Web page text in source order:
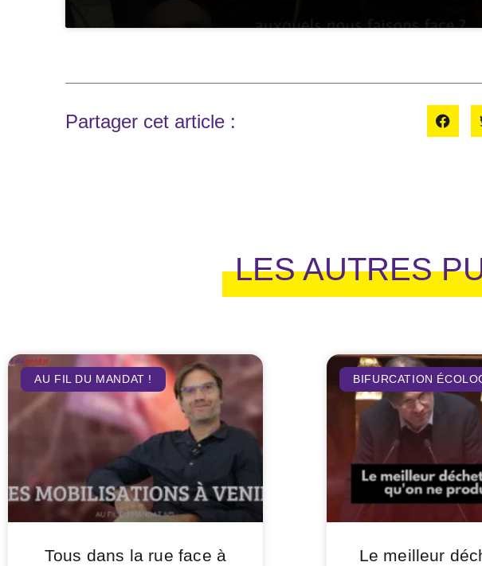
Partager cet article :
LES AUTRES
AU FIL DU MANDAT !
Tous dans la rue face à
BIFURCATION
Le meilleur